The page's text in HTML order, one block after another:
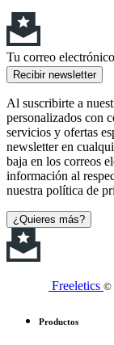
Tu correo electrónico
Recibir newsletter
Al suscribirte a
personalizados con
servicios y ofertas
newsletter en
baja en los correos
información al
nuestra política de
¿Quieres más?
Freeletics ©
Productos